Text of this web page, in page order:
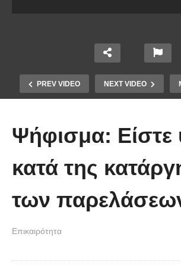
PREV VIDEO NEXT VIDEO
πρώτη στιγμή και
νοηματική με ένα μικρό
Ψήφισμα: Είστε
κατά της
των
Επικαιρότητα